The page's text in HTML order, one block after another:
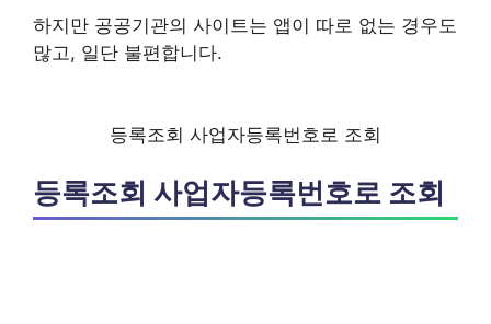
하지만 공공기관의 사이트는 앱이 따로 없는 경우도
많고, 일단 불편합니다.
등록조회 사업자등록번호로 조회
등록조회 사업자등록번호로 조회